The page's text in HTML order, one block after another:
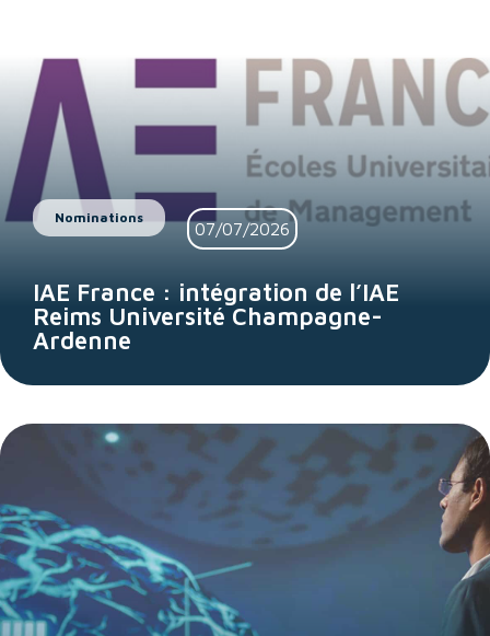
Nominations
07/07/2026
IAE France : intégration de l’IAE
Reims Université Champagne-
Ardenne